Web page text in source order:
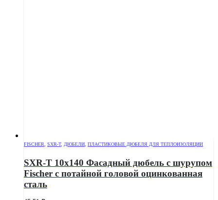
FISCHER SXR-T, ДЮБЕЛИ ПЛАСТИКОВЫЕ ДЮБЕЛЯ ДЛЯ ТЕПЛОИЗОЛЯЦИИ
SXR-T 10х140 Фасадный дюбель с шурупом
Fischer с потайной головой оцинкованная
сталь